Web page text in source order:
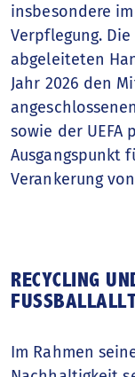
insbesondere
Verpflegung.
abgeleiteten
Jahr 2026 den
sowie der
Ausgangspunkt
Verankerung
RECYCLING
Im Rahmen